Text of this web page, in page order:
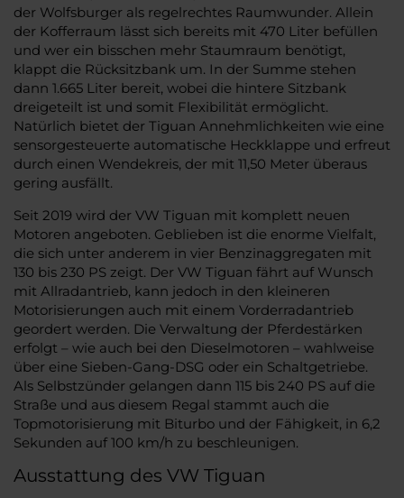
der Wolfsburger als regelrechtes Raumwunder. Allein
der Kofferraum lässt sich bereits mit 470 Liter befüllen
und wer ein bisschen mehr Staumraum benötigt,
klappt die Rücksitzbank um. In der Summe stehen
dann 1.665 Liter bereit, wobei die hintere Sitzbank
dreigeteilt ist und somit Flexibilität ermöglicht.
Natürlich bietet der Tiguan Annehmlichkeiten wie eine
sensorgesteuerte automatische Heckklappe und erfreut
durch einen Wendekreis, der mit 11,50 Meter überaus
gering ausfällt.
Seit 2019 wird der VW Tiguan mit komplett neuen
Motoren angeboten. Geblieben ist die enorme Vielfalt,
die sich unter anderem in vier Benzinaggregaten mit
130 bis 230 PS zeigt. Der VW Tiguan fährt auf Wunsch
mit Allradantrieb, kann jedoch in den kleineren
Motorisierungen auch mit einem Vorderradantrieb
geordert werden. Die Verwaltung der Pferdestärken
erfolgt – wie auch bei den Dieselmotoren – wahlweise
über eine Sieben-Gang-DSG oder ein Schaltgetriebe.
Als Selbstzünder gelangen dann 115 bis 240 PS auf die
Straße und aus diesem Regal stammt auch die
Topmotorisierung mit Biturbo und der Fähigkeit, in 6,2
Sekunden auf 100 km/h zu beschleunigen.
Ausstattung des VW Tiguan